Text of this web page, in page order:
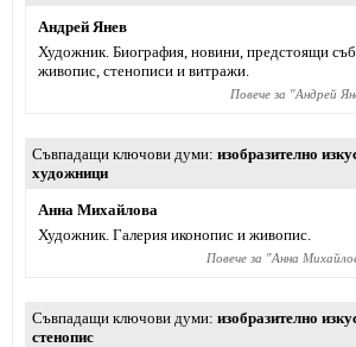
Андрей Янев
Художник. Биография, новини, предстоящи
живопис, стенописи и витражи.
Повече за "Андрей
Съвпадащи ключови думи изобразително
художници
Анна Михайлова
Художник. Галерия иконопис и живопис.
Повече за "Анна
Съвпадащи ключови думи изобразително
стенопис